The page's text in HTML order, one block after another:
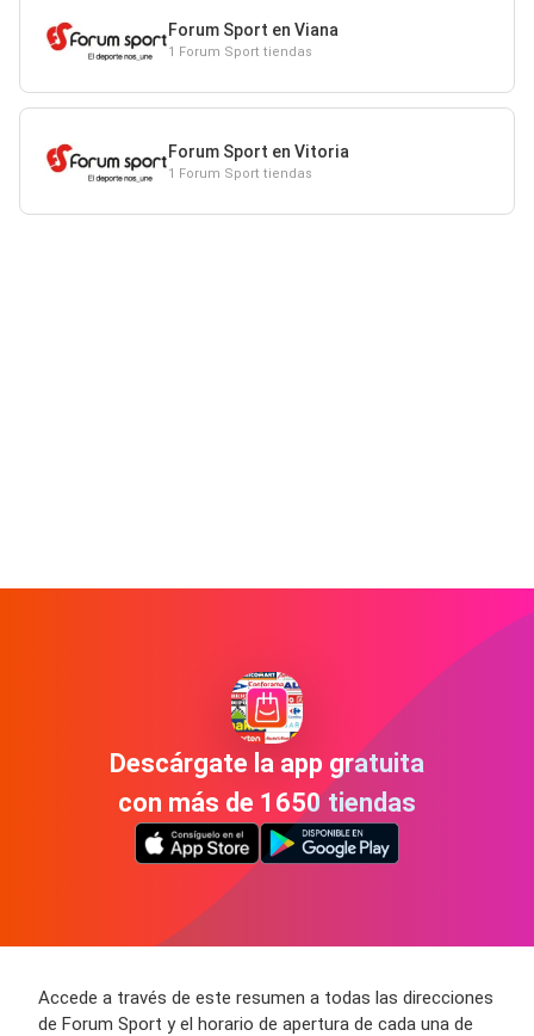
Forum Sport en Viana
1 Forum Sport tiendas
Forum Sport en Vitoria
1 Forum Sport tiendas
Descárgate la app gratuita
con más de 1650 tiendas
Accede a través de este resumen a todas las direcciones
de Forum Sport y el horario de apertura de cada una de